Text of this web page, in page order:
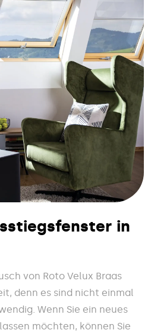
in
von Roto Velux Braas
denn es sind nicht einmal
Wenn Sie ein neues
möchten, können Sie